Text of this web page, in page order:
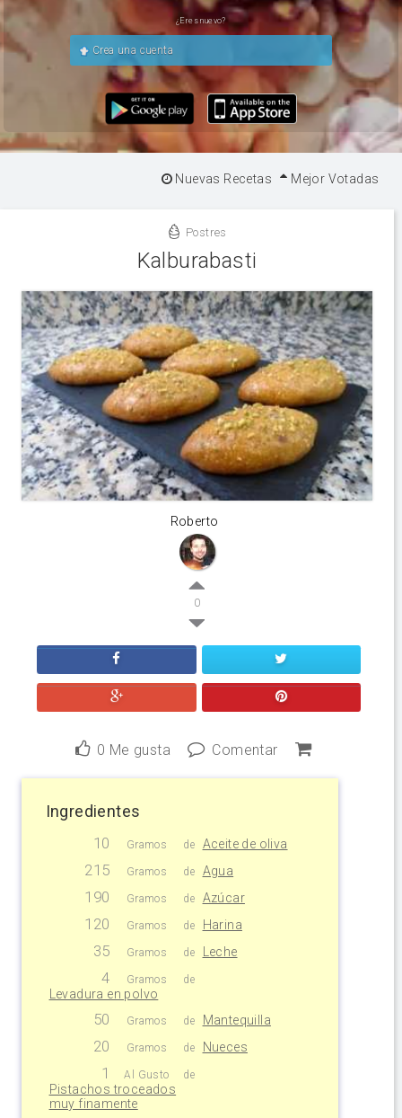
¿Eres nuevo?
Crea una cuenta
Nuevas Recetas Mejor Votadas
Postres
Kalburabasti
Roberto
0
0 Me gusta Comentar
Ingredientes
10 Gramos de Aceite de oliva
215 Gramos de Agua
190 Gramos de Azúcar
120 Gramos de Harina
35 Gramos de Leche
4 Gramos de
Levadura en polvo
50 Gramos de Mantequilla
20 Gramos de Nueces
1 Al Gusto de
Pistachos troceados
muy finamente